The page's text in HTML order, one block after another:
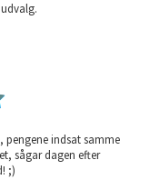
pengene indsat samme
sågar dagen efter
;)